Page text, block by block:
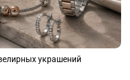
украшений